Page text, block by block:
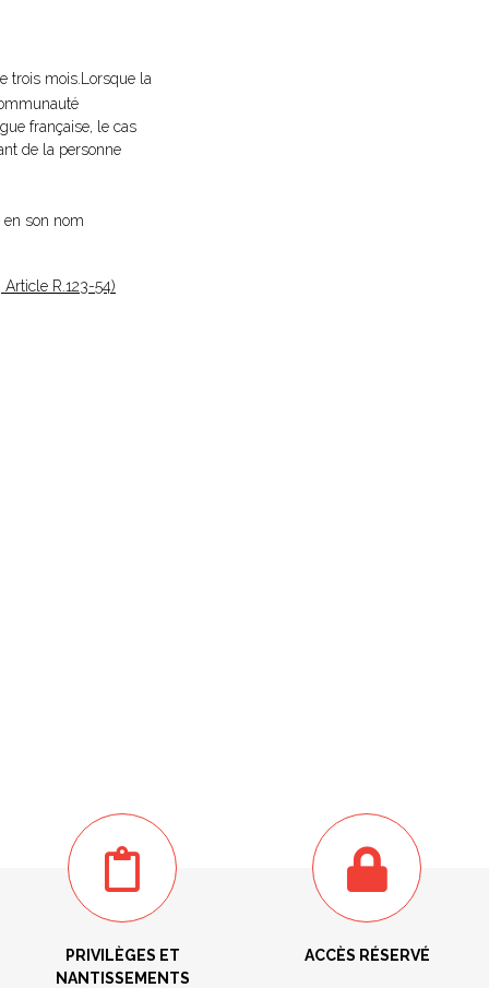
trois mois.Lorsque la
française, le cas
de la personne
en son nom
R.123-54)
PRIVILÈGES ET
NANTISSEMENTS
ACCÈS RÉSERVÉ